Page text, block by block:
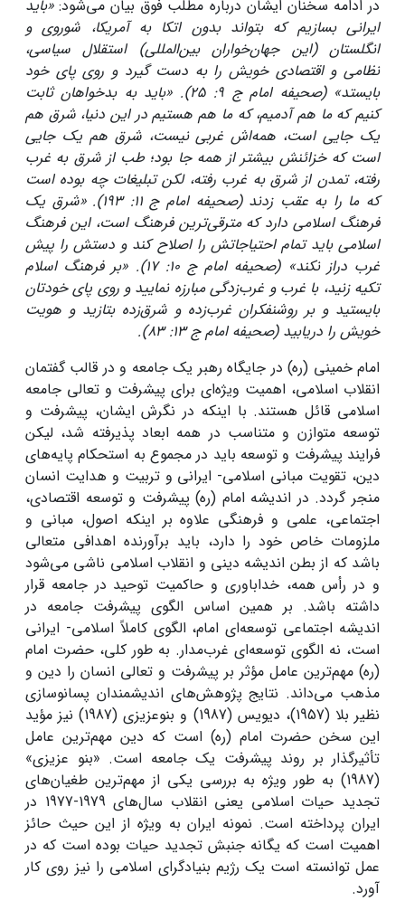
در ادامه سخنان ایشان درباره مطلب فوق بیان می‌شود:«باید
ایرانی بسازیم که بتواند بدون اتکا به آمریکا، شوروی و
انگلستان (این جهان‌خواران بین‌المللی) استقلال سیاسی،
نظامی و اقتصادی خویش را به دست گیرد و روی پای خود
بایستد» (صحیفه امام ج 9: 25). «باید به بدخواهان ثابت
کنیم که ما هم آدمیم، که ما هم هستیم در این دنیا، شرق هم
یک جایی است، همه‌اش غربی نیست، شرق هم یک جایی
است که خزائنش بیشتر از همه جا بود؛ طب از شرق به غرب
رفته، تمدن از شرق به غرب رفته، لکن تبلیغات چه بوده است
که ما را به عقب زدند (صحیفه امام ج 11: 193). «شرق یک
فرهنگ اسلامی دارد که مترقی‌ترین فرهنگ است، این فرهنگ
اسلامی باید تمام احتیاجاتش را اصلاح کند و دستش را پیش
غرب دراز نکند» (صحیفه امام ج 10: 17). «بر فرهنگ اسلام
تکیه زنید، با غرب و غرب‌زدگی مبارزه نمایید و روی پای خودتان
بایستید و بر روشنفکران غرب‌زده و شرق‌زده بتازید و هویت
خویش را دریابید (صحیفه امام ج 13: 83).
امام خمینی (ره) در جایگاه رهبر یک جامعه و در قالب گفتمان
انقلاب اسلامی، اهمیت ویژه‌ای برای پیشرفت و تعالی جامعه
اسلامی قائل هستند. با اینکه در نگرش ایشان، پیشرفت و
توسعه متوازن و متناسب در همه ابعاد پذیرفته شد، لیکن
فرایند پیشرفت و توسعه باید در مجموع به استحکام پایه‌های
دین، تقویت مبانی اسلامی- ایرانی و تربیت و هدایت انسان
منجر گردد. در اندیشه امام (ره) پیشرفت و توسعه اقتصادی،
اجتماعی، علمی و فرهنگی علاوه‌ بر اینکه اصول، مبانی و
ملزومات خاص خود را دارد، باید برآورنده اهدافی متعالی
باشد که از بطن اندیشه دینی و انقلاب اسلامی ناشی می‌شود
و در رأس همه، خداباوری و حاکمیت توحید در جامعه قرار
داشته باشد. بر همین اساس الگوی پیشرفت جامعه در
اندیشه اجتماعی توسعه‌ای امام، الگوی کاملاً اسلامی- ایرانی
است، نه الگوی توسعه‌ای غرب‌مدار. به طور کلی، حضرت امام
(ره) مهم‌ترین عامل مؤثر بر پیشرفت و تعالی انسان را دین و
مذهب می‌داند. نتایج پژوهش‌های اندیشمندان پسانوسازی
نظیر بلا (1957)، دیویس (1987) و بنوعزیزی (1987) نیز مؤید
این سخن حضرت امام (ره) است که دین مهم‌ترین عامل
تأثیرگذار بر روند پیشرفت یک جامعه است. «بنو عزیزی»
(1987) به طور ویژه به بررسی یکی از مهم‌ترین طغیان‌های
تجدید حیات اسلامی یعنی انقلاب سال‌های 1979-1977 در
ایران پرداخته است. نمونه ایران به ویژه از این حیث حائز
اهمیت است که یگانه جنبش تجدید حیات بوده است که در
عمل توانسته است یک رژیم بنیادگرای اسلامی را نیز روی کار
آورد.